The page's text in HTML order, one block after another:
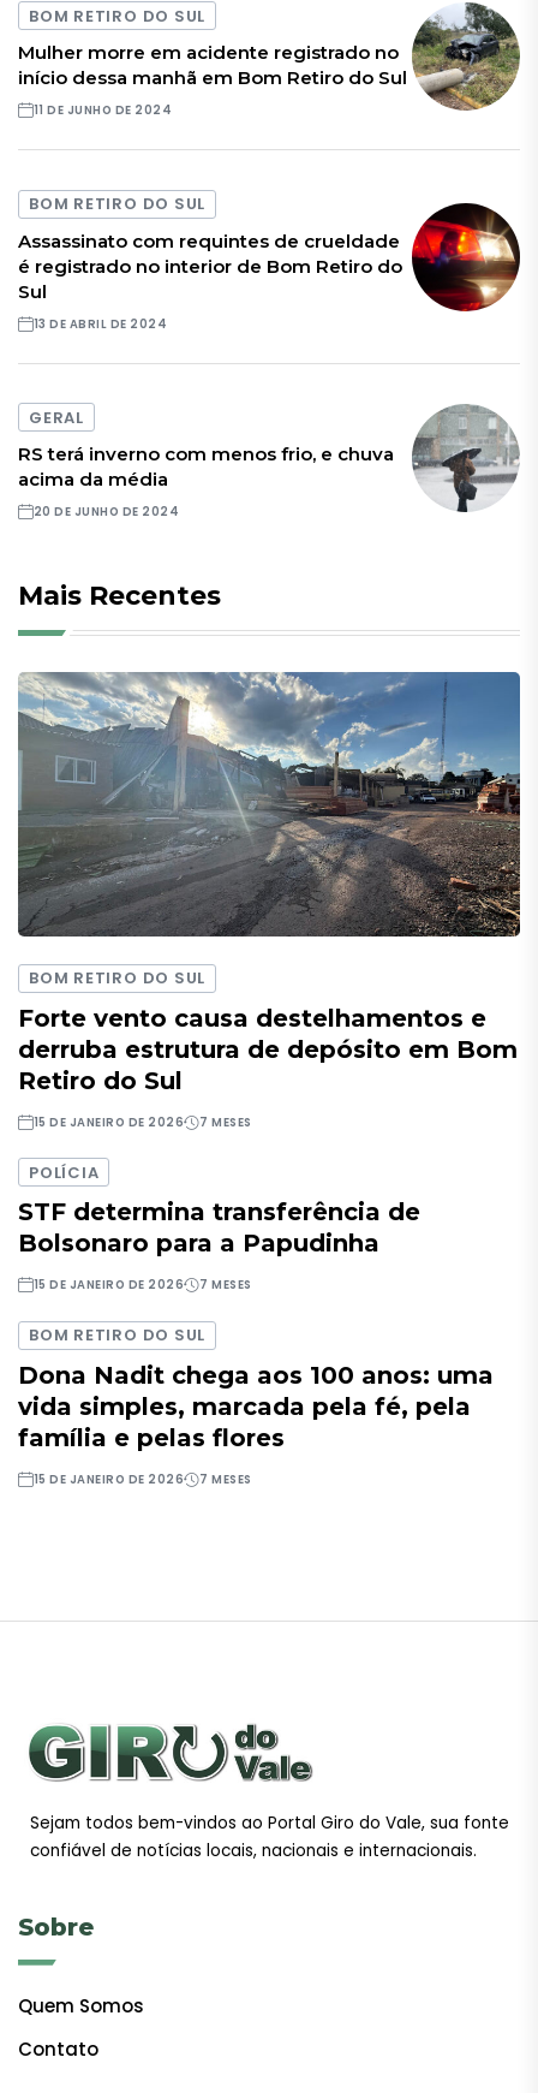
BOM RETIRO DO SUL
Mulher morre em acidente registrado no
início dessa manhã em Bom Retiro do Sul
11 DE JUNHO DE 2024
BOM RETIRO DO SUL
Assassinato com requintes de crueldade
é registrado no interior de Bom Retiro do
Sul
13 DE ABRIL DE 2024
GERAL
RS terá inverno com menos frio, e chuva
acima da média
20 DE JUNHO DE 2024
Mais Recentes
BOM RETIRO DO SUL
Forte vento causa destelhamentos e
derruba estrutura de depósito em Bom
Retiro do Sul
15 DE JANEIRO DE 2026 7 MESES
POLÍCIA
STF determina transferência de
Bolsonaro para a Papudinha
15 DE JANEIRO DE 2026 7 MESES
BOM RETIRO DO SUL
Dona Nadit chega aos 100 anos: uma
vida simples, marcada pela fé, pela
família e pelas flores
15 DE JANEIRO DE 2026 7 MESES
Sejam todos bem-vindos ao Portal Giro do Vale, sua fonte
confiável de notícias locais, nacionais e internacionais.
Sobre
Quem Somos
Contato